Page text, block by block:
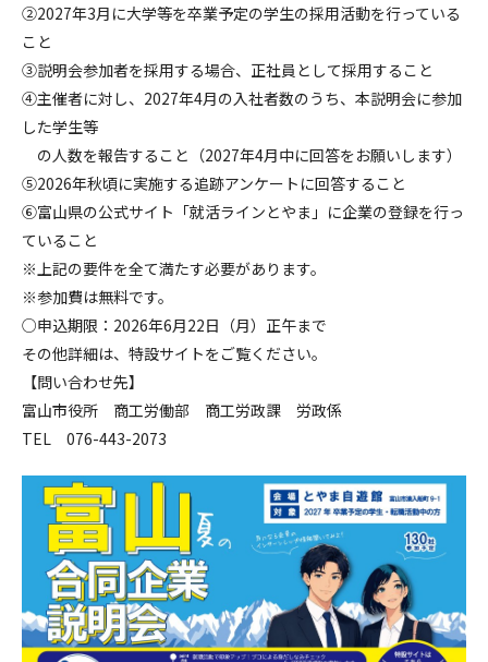
②2027年3月に大学等を卒業予定の学生の採用活動を行っている
こと
③説明会参加者を採用する場合、正社員として採用すること
④主催者に対し、2027年4月の入社者数のうち、本説明会に参加
した学生等
の人数を報告すること（2027年4月中に回答をお願いします）
⑤2026年秋頃に実施する追跡アンケートに回答すること
⑥富山県の公式サイト「就活ラインとやま」に企業の登録を行っ
ていること
※上記の要件を全て満たす必要があります。
※参加費は無料です。
○申込期限：2026年6月22日（月）正午まで
その他詳細は、特設サイトをご覧ください。
【問い合わせ先】
富山市役所 商工労働部 商工労政課 労政係
TEL 076-443-2073